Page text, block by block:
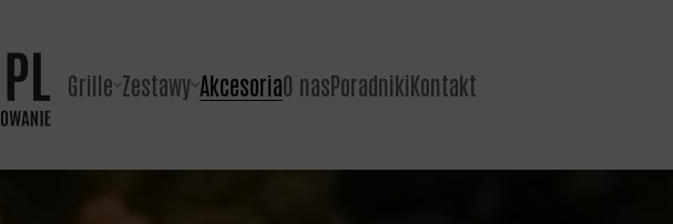
Grille Zestawy AkcesoriaO nasPoradnikiKontakt